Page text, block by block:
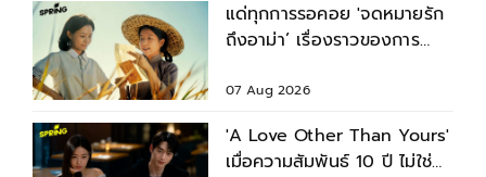
แด่ทุกการรอคอย 'จดหมายรัก
ถึงอาม่า’ เรื่องราวของการ
จดหมายข้ามแผ่นดิน
07 Aug 2026
'A Love Other Than Yours'
เมื่อความสัมพันธ์ 10 ปี ไม่ใช่คำ